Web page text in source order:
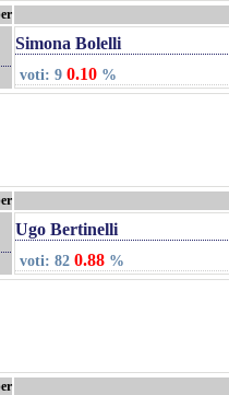
Simona Bolelli
voti: 9 0.10 %
Ugo Bertinelli
voti: 82 0.88 %